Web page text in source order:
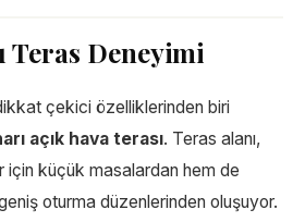
Teras Deneyimi
çekici özelliklerinden biri
açık hava terası. Teras alanı,
için küçük masalardan hem de
oturma düzenlerinden oluşuyor.